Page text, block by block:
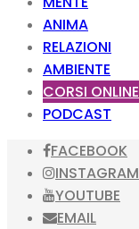
ANIMA
RELAZIONI
AMBIENTE
CORSI ONLINE
PODCAST
FACEBOOK
INSTAGRAM
YOUTUBE
EMAIL